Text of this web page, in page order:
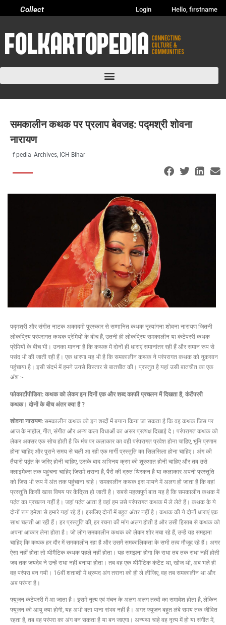
Login Hello, firstname
Collect
समकालीन कथक पर प्रलाप बेवजह: पद्मश्री शोवना
नारायण
f-pedia Archives, ICH Bihar
पद्मश्री और संगीत नाटक अकादमी पुरस्कार से सम्मानित कथक नृत्यांगना शोवना नारायण जितनी
लोकप्रिय परंपरागत कथक प्रेमियों के बीच हैं, उतनी ही लोकप्रिय समकालीन या कंटेंपररी कथक
प्रेमियों के बीच भी। उनका मानना है कि कथक में दोनों ही धाराएं समानांतर रही हैं और समान रूप से
पसंद भी की जाती रही हैं। एक धारणा यह भी है कि समकालीन कथक ने परंपरागत कथक को नुकसान
पहुंचाया है। इसी संदर्भ में हमने उनसे विस्तार से बातचीत की। प्रस्तुत है यहां उसी बातचीत का एक
अंश :-
फोकार्टोपीडिया: कथक को लेकर इन दिनों एक और शब्द काफी प्रचलन में दिखता है, कंटेंपररी
कथक। दोनों के बीच अंतर क्या है ?
शोवना नारायण: समकालीन कथक को इन शब्दों में बयान किया जा सकता है कि वह कथक जिस पर
आज के माहौल, गीत, संगीत और अन्य कला विधाओं का असर प्रत्यक्ष दिखाई दे। परंपरागत कथक को
लेकर अक्सर एक सोच होती है कि मंच पर कलाकार का वही परंपरागत प्रवेश होना चाहिए, भूमि प्रणाम
होना चाहिए और पुराने समय से चली आ रही एक मार्गी प्रस्तुति का सिलसिला होना चाहिए। अंग की
तैयारी पढ़ंत के जरिए होनी चाहिए, उसके बाद अभिनय क्रम की शुरुआत होनी चाहिए और तब उसे
क्लाइमेक्स तक पहुंचना चाहिए जिसमें तराना है, पैरों की द्रुत थिरकन है या कलाकार अपनी प्रस्तुति
को जिस भी रूप में अंत तक पहुंचाना चाहे। समकालीन कथक इस मायने में अलग हो जाता है कि वहां
प्रस्तुति किसी खास विषय पर केंद्रित हो जाती है। सबसे महत्वपूर्ण बात यह है कि समकालीन कथक में
पढ़ंत का प्रचलन नहीं है। जहां पढ़ंत आता है वहां हम उसे परंपरागत कथक में ले लेते हैं। कथक के ये
दोनों रूप हमेशा से हमारे यहां रहे हैं। इसलिए दोनों में बहुत अंतर नहीं है। कथक की ये दोनों धाराएं एक
साथ चलती आ रही हैं। हर प्रस्तुति की, हर रचना की मांग अलग होती है और उसी हिसाब से कथक को
अपना आकार लेना होता है। जो लोग समकालीन कथक को लेकर शोर मचा रहे हैं, उन्हें यह समझना
चाहिए कि कथक हर दौर में समकालीन रहा है और उसमें समकालिकता के सभी तत्व मौजूद रहे हैं। अगर
ऐसा नहीं होता तो थीमैटिक कथक पहले नहीं होता। यह समझना होगा कि राधा तब तक राधा नहीं होती
जब तक जयदेव ने उन्हें राधा नहीं बनाया होता। तब वह एक थीमैटिक कंटेंट था, खोज थी, अब भले ही
वह परंपरा बन गयी। 16वीं शताब्दी में ध्रुपद अंग तराना को ही ले लीजिए, वह तब समकालीन था और
अब परंपरा है।
फ्यूजन कंटेंपररी में आ जाता है। इसमें नृत्य एवं मंचन के अलग अलग तत्वों का समावेश होता है, लेकिन
फ्यूजन की आयु क्या होगी, यह अभी बता पाना संभव नहीं है। अगर फ्यूजन बहुत लंबे समय तक जीवित
रहता है, तब वह परंपरा का अंग बन सकता है या बन जाएगा। अन्यथा चाहे वह नृत्य में हो या संगीत में,